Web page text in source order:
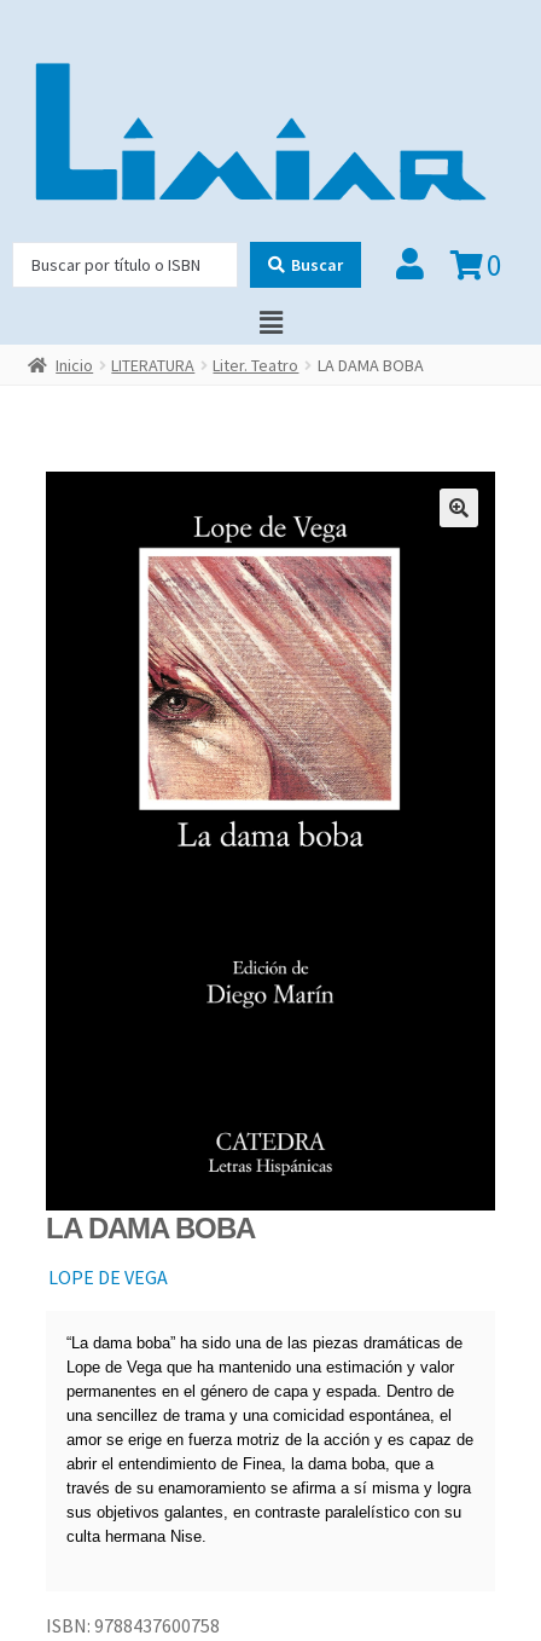
Buscar 0
Inicio LITERATURA Liter. Teatro LA DAMA BOBA
LA DAMA BOBA
LOPE DE VEGA
“La dama boba” ha sido una de las piezas dramáticas de
Lope de Vega que ha mantenido una estimación y valor
permanentes en el género de capa y espada. Dentro de
una sencillez de trama y una comicidad espontánea, el
amor se erige en fuerza motriz de la acción y es capaz de
abrir el entendimiento de Finea, la dama boba, que a
través de su enamoramiento se afirma a sí misma y logra
sus objetivos galantes, en contraste paralelístico con su
culta hermana Nise.
ISBN: 9788437600758